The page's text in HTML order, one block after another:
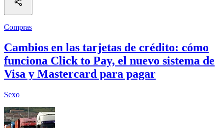
Compras
Cambios en las tarjetas de crédito: cómo
funciona Click to Pay, el nuevo sistema de
Visa y Mastercard para pagar
Sexo